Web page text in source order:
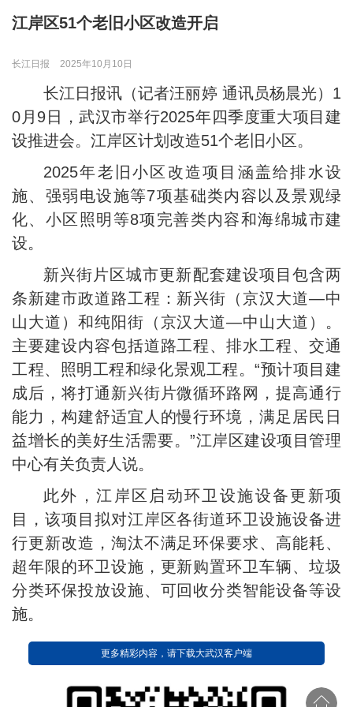
江岸区51个老旧小区改造开启
长江日报 2025年10月10日
长江日报讯（记者汪丽婷 通讯员杨晨光）1
0月9日，武汉市举行2025年四季度重大项目建
设推进会。江岸区计划改造51个老旧小区。
2025年老旧小区改造项目涵盖给排水设
施、强弱电设施等7项基础类内容以及景观绿
化、小区照明等8项完善类内容和海绵城市建
设。
新兴街片区城市更新配套建设项目包含两
条新建市政道路工程：新兴街（京汉大道—中
山大道）和纯阳街（京汉大道—中山大道）。
主要建设内容包括道路工程、排水工程、交通
工程、照明工程和绿化景观工程。“预计项目建
成后，将打通新兴街片微循环路网，提高通行
能力，构建舒适宜人的慢行环境，满足居民日
益增长的美好生活需要。”江岸区建设项目管理
中心有关负责人说。
此外，江岸区启动环卫设施设备更新项
目，该项目拟对江岸区各街道环卫设施设备进
行更新改造，淘汰不满足环保要求、高能耗、
超年限的环卫设施，更新购置环卫车辆、垃圾
分类环保投放设施、可回收分类智能设备等设
施。
更多精彩内容，请下载大武汉客户端